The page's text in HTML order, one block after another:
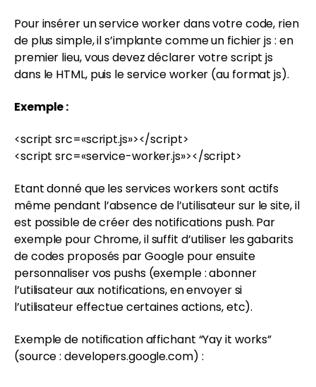
Pour insérer un service worker dans votre code, rien
de plus simple, il s’implante comme un fichier js : en
premier lieu, vous devez déclarer votre script js
dans le HTML, puis le service worker (au format js).
Exemple :
<script src=«script.js»></script>
<script src=«service-worker.js»></script>
Etant donné que les services workers sont actifs
même pendant l’absence de l’utilisateur sur le site, il
est possible de créer des notifications push. Par
exemple pour Chrome, il suffit d’utiliser les gabarits
de codes proposés par Google pour ensuite
personnaliser vos pushs (exemple : abonner
l’utilisateur aux notifications, en envoyer si
l’utilisateur effectue certaines actions, etc).
Exemple de notification affichant “Yay it works”
(source : developers.google.com) :